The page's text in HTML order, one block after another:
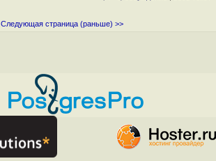
Следующая страница (раньше) >>